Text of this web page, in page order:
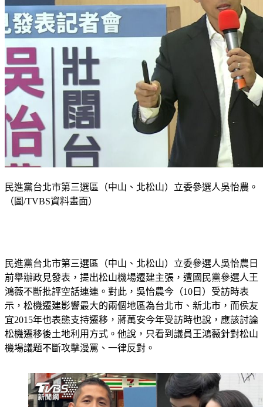
民進黨台北市第三選區（中山、北松山）立委參選人吳怡農。
（圖/TVBS資料畫面）
民進黨台北市第三選區（中山、北松山）立委參選人吳怡農日
前舉辦政見發表，提出松山機場遷建主張，遭國民黨參選人王
鴻薇不斷批評空話連連。對此，吳怡農今（10日）受訪時表
示，松機遷建影響最大的兩個地區為台北市、新北市，而侯友
宜2015年也表態支持遷移，蔣萬安今年受訪時也說，應該討論
松機遷移後土地利用方式。他說，只看到議員王鴻薇針對松山
機場議題不斷攻擊漫罵、一律反對。